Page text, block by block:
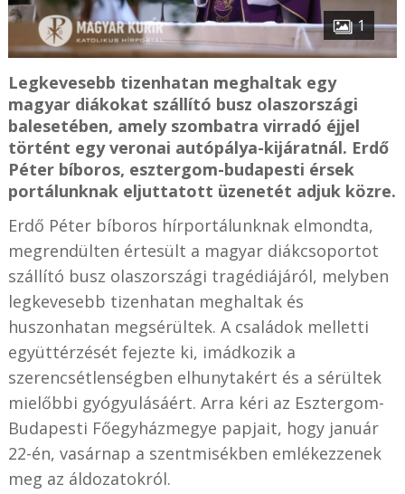
1
Legkevesebb tizenhatan meghaltak egy
magyar diákokat szállító busz olaszországi
balesetében, amely szombatra virradó éjjel
történt egy veronai autópálya-kijáratnál. Erdő
Péter bíboros, esztergom-budapesti érsek
portálunknak eljuttatott üzenetét adjuk közre.
Erdő Péter bíboros hírportálunknak elmondta,
megrendülten értesült a magyar diákcsoportot
szállító busz olaszországi tragédiájáról, melyben
legkevesebb tizenhatan meghaltak és
huszonhatan megsérültek. A családok melletti
együttérzését fejezte ki, imádkozik a
szerencsétlenségben elhunytakért és a sérültek
mielőbbi gyógyulásáért. Arra kéri az Esztergom-
Budapesti Főegyházmegye papjait, hogy január
22-én, vasárnap a szentmisékben emlékezzenek
meg az áldozatokról.